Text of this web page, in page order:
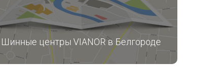
Шинные центры VIANOR в Белгороде